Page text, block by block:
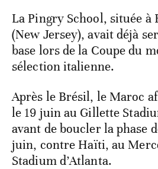
La Pingry School, située à
(New Jersey), avait déjà
base lors de la Coupe du
sélection italienne.
Après le Brésil, le Maroc
le 19 juin au Gillette
avant de boucler la phase
juin, contre Haïti, au
Stadium d’Atlanta.